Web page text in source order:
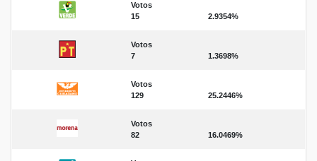
Votos
15
2.9354%
Votos
7
1.3698%
Votos
129
25.2446%
Votos
82
16.0469%